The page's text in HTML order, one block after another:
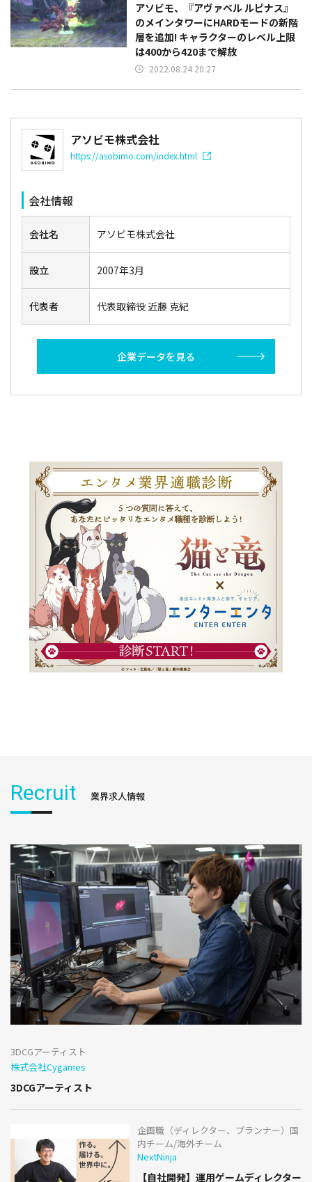
アソビモ、『アヴァベル ルピナス』
のメインタワーにHARDモードの新階
層を追加! キャラクターのレベル上限
は400から420まで解放
2022.08.24 20:27
アソビモ株式会社
https://asobimo.com/index.html
会社情報
会社名 アソビモ株式会社
設立 2007年3月
代表者 代表取締役 近藤 克紀
企業データを見る
Recruit 業界求人情報
3DCGアーティスト
株式会社Cygames
3DCGアーティスト
企画職（ディレクター、プランナー）国
内チーム/海外チーム
NextNinja
【自社開発】運用ゲームディレクター